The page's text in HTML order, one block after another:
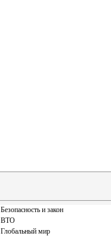
Безопасность и закон
ВТО
Глобальный мир